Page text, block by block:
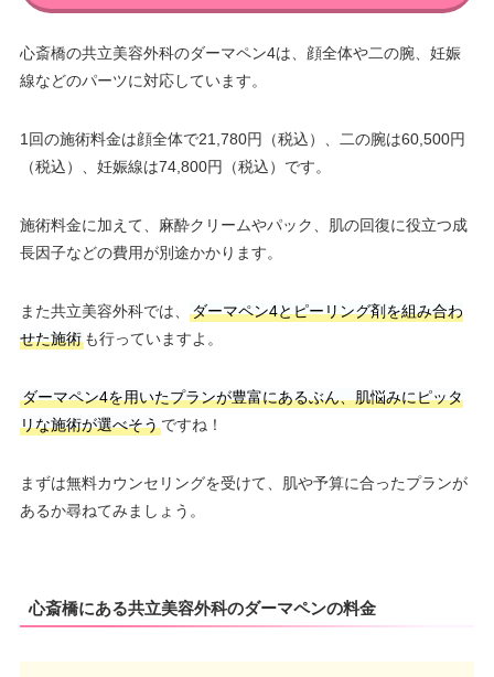
心斎橋の共立美容外科のダーマペン4は、顔全体や二の腕、妊娠
線などのパーツに対応しています。
1回の施術料金は顔全体で21,780円（税込）、二の腕は60,500円
（税込）、妊娠線は74,800円（税込）です。
施術料金に加えて、麻酔クリームやパック、肌の回復に役立つ成
長因子などの費用が別途かかります。
また共立美容外科では、
ダーマペン4とピーリング剤を組み合わ
せた施術も行っていますよ。
ダーマペン4を用いたプランが豊富にあるぶん、肌悩みにピッタ
リな施術が選べそうですね！
まずは無料カウンセリングを受けて、肌や予算に合ったプランが
あるか尋ねてみましょう。
心斎橋にある共立美容外科のダーマペンの料金